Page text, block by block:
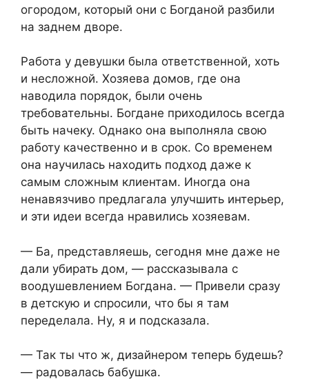
огородом, который они с Богданой разбили
на заднем дворе.
Работа у девушки была ответственной, хоть
и несложной. Хозяева домов, где она
наводила порядок, были очень
требовательны. Богдане приходилось всегда
быть начеку. Однако она выполняла свою
работу качественно и в срок. Со временем
она научилась находить подход даже к
самым сложным клиентам. Иногда она
ненавязчиво предлагала улучшить интерьер,
и эти идеи всегда нравились хозяевам.
— Ба, представляешь, сегодня мне даже не
дали убирать дом, — рассказывала с
воодушевлением Богдана. — Привели сразу
в детскую и спросили, что бы я там
переделала. Ну, я и подсказала.
— Так ты что ж, дизайнером теперь будешь?
— радовалась бабушка.